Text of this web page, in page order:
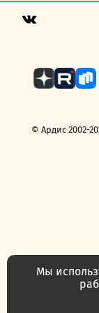
© Ардис 2002-
Часто
Мы